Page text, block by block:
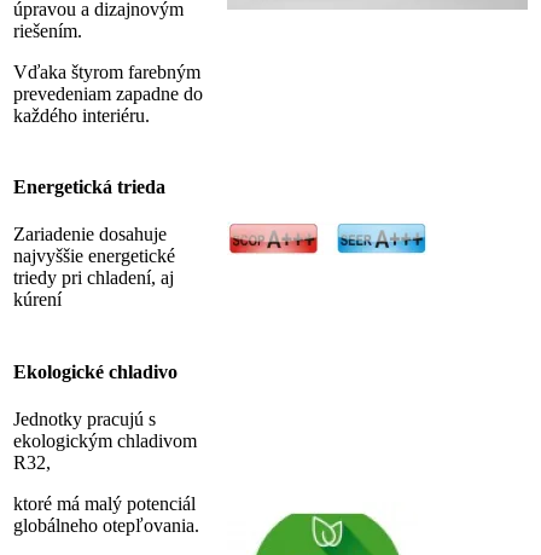
úpravou a dizajnovým
riešením.
Vďaka štyrom farebným
prevedeniam zapadne do
každého interiéru.
Energetická trieda
Zariadenie dosahuje
najvyššie energetické
triedy pri chladení, aj
kúrení
Ekologické chladivo
Jednotky pracujú s
ekologickým chladivom
R32,
ktoré má malý potenciál
globálneho otepľovania.